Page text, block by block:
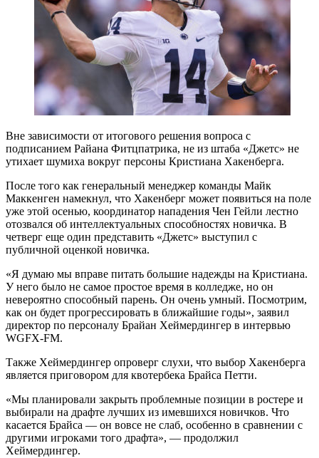
Вне зависимости от итогового решения вопроса с
подписанием Райана Фитцпатрика, не из штаба «Джетс» не
утихает шумиха вокруг персоны Кристиана Хакенберга.
После того как генеральный менеджер команды Майк
Маккенген намекнул, что Хакенберг может появиться на поле
уже этой осенью, координатор нападения Чен Гейли лестно
отозвался об интеллектуальных способностях новичка. В
четверг еще один представить «Джетс» выступил с
публичной оценкой новичка.
«Я думаю мы вправе питать большие надежды на Кристиана.
У него было не самое простое время в колледже, но он
невероятно способный парень. Он очень умный. Посмотрим,
как он будет прогрессировать в ближайшие годы», заявил
директор по персоналу Брайан Хеймердингер в интервью
WGFX-FM.
Также Хеймердингер опроверг слухи, что выбор Хакенберга
является приговором для квотербека Брайса Петти.
«Мы планировали закрыть проблемные позиции в ростере и
выбирали на драфте лучших из имевшихся новичков. Что
касается Брайса — он вовсе не слаб, особенно в сравнении с
другими игроками того драфта», — продолжил
Хеймердингер.